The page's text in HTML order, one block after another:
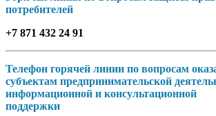
потребителей
+7 871 432 24 91
Телефон горячей линии по вопросам
субъектам предпринимательской
информационной и консультационной
поддержки